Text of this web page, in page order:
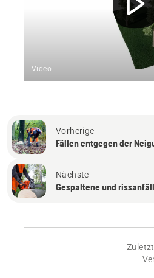
Video
Vorherige
Fällen entgegen der
Nächste
Gespaltene und